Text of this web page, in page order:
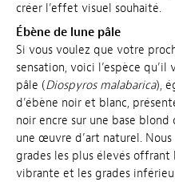
créer l’effet visuel souhaité.
Ébène de lune pâle
Si vous voulez que votre
sensation, voici l’espèce qu’il
pâle (Diospyros malabarica),
d’ébène noir et blanc,
noir encre sur une base
une œuvre d’art naturel.
grades les plus élevés
vibrante et les grades